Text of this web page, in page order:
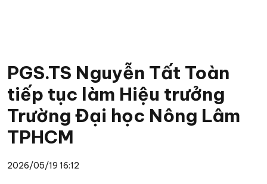
PGS.TS Nguyễn Tất Toàn
tiếp tục làm Hiệu trưởng
Trường Đại học Nông Lâm
TPHCM
2026/05/19 16:12